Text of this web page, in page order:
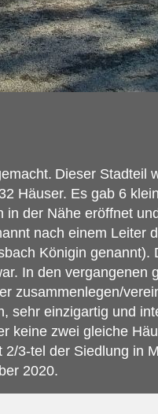
Dieser Stadteil
Häuser. Es gab 6
der Nähe eröffnet
nach einem Leiter
Königin genannt).
In den vergangenen
zusammenlegen/
sehr einzigartig und
keine zwei gleiche
3-tel der Siedlung in
2020.